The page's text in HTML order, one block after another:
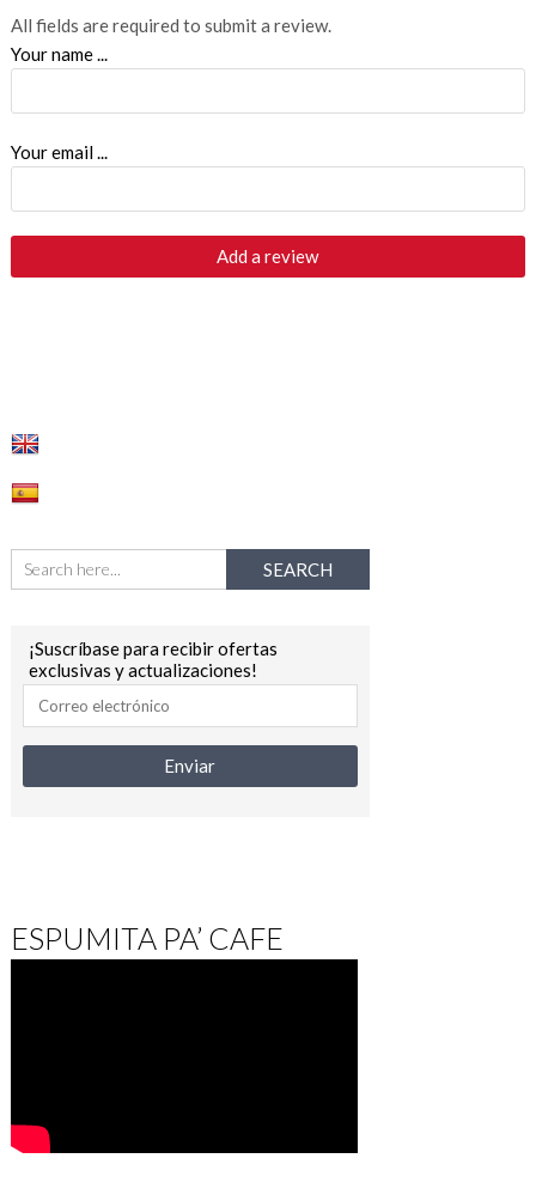
All fields are required to submit a review.
Your name ...
Your email ...
¡Suscríbase para recibir ofertas
exclusivas y actualizaciones!
ESPUMITA PA’ CAFE